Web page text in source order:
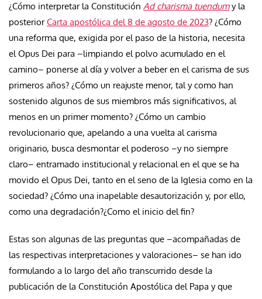
¿Cómo interpretar la Constitución Ad charisma tuendumy la
posteriorCarta apostólica del 8 de agosto de 2023? ¿Cómo
una reforma que, exigida por el paso de la historia, necesita
el Opus Dei para –limpiando el polvo acumulado en el
camino– ponerse al día y volver a beber en el carisma de sus
primeros años? ¿Cómo un reajuste menor, tal y como han
sostenido algunos de sus miembros más significativos, al
menos en un primer momento? ¿Cómo un cambio
revolucionario que, apelando a una vuelta al carisma
originario, busca desmontar el poderoso –y no siempre
claro– entramado institucional y relacional en el que se ha
movido el Opus Dei, tanto en el seno de la Iglesia como en la
sociedad? ¿Cómo una inapelable desautorización y, por ello,
como una degradación?¿Como el inicio del fin?
Estas son algunas de las preguntas que –acompañadas de
las respectivas interpretaciones y valoraciones– se han ido
formulando a lo largo del año transcurrido desde la
publicación de la Constitución Apostólica del Papa y que